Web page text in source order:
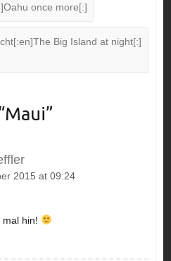
once more[:]
Big Island at night[:]
Maui”
2015 at 09:24
mal hin!